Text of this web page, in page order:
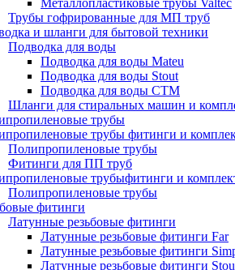
Металлопластиковые трубы Valtec
Трубы гофрированные для МП труб
и шланги для бытовой техники
Подводка для воды
Подводка для воды Mateu
Подводка для воды Stout
Подводка для воды СТМ
Шланги для стиральных машин и
трубы
трубы фитинги и
Полипропиленовые трубы
Фитинги для ПП труб
трубыфитинги и
Полипропиленовые трубы
фитинги
Латунные резьбовые фитинги
Латунные резьбовые фитинги Far
Латунные резьбовые фитинги
Латунные резьбовые фитинги